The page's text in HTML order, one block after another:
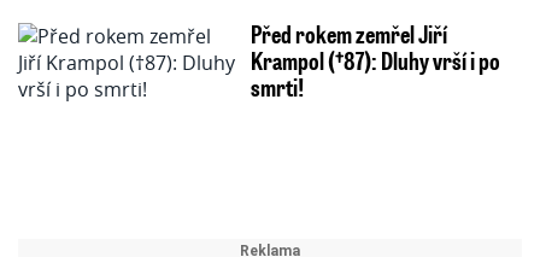
Před rokem zemřel Jiří
Krampol (†87): Dluhy vrší i po
smrti!